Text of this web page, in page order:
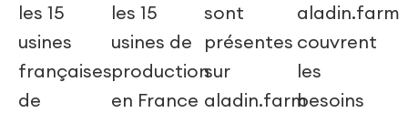
les 15
usines
françaises
de
les 15
usines de
production
en France
sont
présentes
sur
aladin.farm
aladin.farm
couvrent
les
besoins